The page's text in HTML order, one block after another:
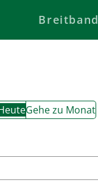
Breitband
Gehe zu Monat